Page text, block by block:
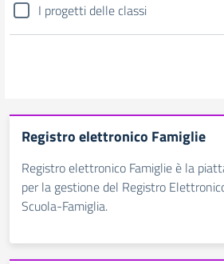
I progetti delle classi
Registro elettronico Famiglie
Registro elettronico Famiglie è la
per la gestione del Registro
Scuola-Famiglia.